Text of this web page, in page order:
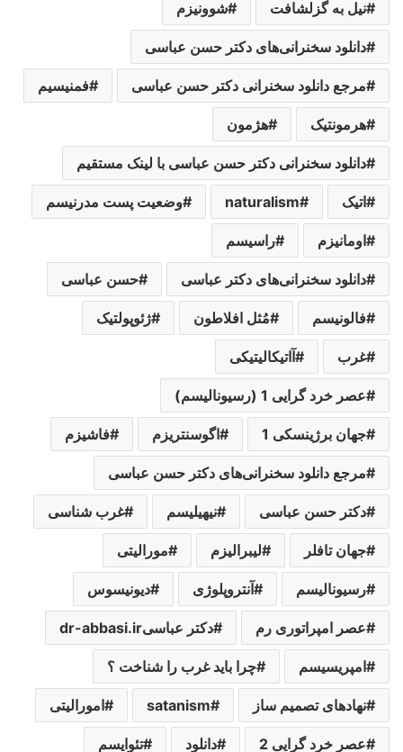
نیل به گزلشافت شوونیزم
دانلود سخنرانی‌های دکتر حسن عباسی
مرجع دانلود سخنرانی دکتر حسن عباسی فمنیسیم
هرمونتیک هژمون
دانلود سخنرانی دکتر حسن عباسی با لینک مستقیم
اتیک naturalism وضعیت پست مدرنیسم
اومانیزم راسیسم
دانلود سخنرانی‌های دکتر عباسی حسن عباسی
فالونیسم مُثل افلاطون ژئوپولتیک
غرب آاتیکالیتیکی
عصر خرد گرایی 1 (رسیونالیسم)
جهان برژینسکی 1 اگوسنتریزم فاشیزم
مرجع دانلود سخنرانی‌های دکتر حسن عباسی
دکتر حسن عباسی نیهیلیسم غرب شناسی
جهان تافلر لیبرالیزم مورالیتی
رسیونالیسم آنتروپلوژی دیونیسوس
عصر امپراتوری رم دکتر عباسیdr-abbasi.ir
امپریسیسم چرا باید غرب را شناخت ؟
نهادهای تصمیم ساز satanism امورالیتی
عصر خرد گرایی 2 دانلود تئوایسم